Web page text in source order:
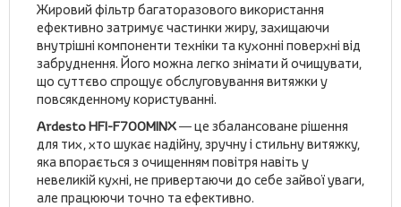
Жировий фільтр багаторазового використання
ефективно затримує частинки жиру, захищаючи
внутрішні компоненти техніки та кухонні поверхні від
забруднення. Його можна легко знімати й очищувати,
що суттєво спрощує обслуговування витяжки у
повсякденному користуванні.
Ardesto HFI-F700MINX— це збалансоване рішення
для тих, хто шукає надійну, зручну і стильну витяжку,
яка впорається з очищенням повітря навіть у
невеликій кухні, не привертаючи до себе зайвої уваги,
але працюючи точно та ефективно.